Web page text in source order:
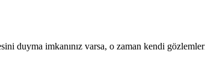
duyma imkanınız varsa, o zaman kendi